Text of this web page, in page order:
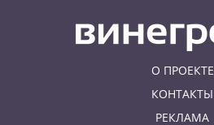
О ПРОЕКТЕ
КОНТАКТЫ
РЕКЛАМА